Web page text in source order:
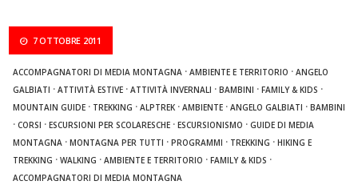
7 OTTOBRE 2011
ACCOMPAGNATORI DI MEDIA MONTAGNA ·AMBIENTE E TERRITORIO ·ANGELO
GALBIATI ·ATTIVITÀ ESTIVE ·ATTIVITÀ INVERNALI ·BAMBINI ·FAMILY & KIDS ·
MOUNTAIN GUIDE · TREKKING ·ALPTREK ·AMBIENTE ·ANGELO GALBIATI ·BAMBINI
·CORSI ·ESCURSIONI PER SCOLARESCHE ·ESCURSIONISMO ·GUIDE DI MEDIA
MONTAGNA ·MONTAGNA PER TUTTI ·PROGRAMMI · TREKKING ·HIKING E
TREKKING ·WALKING ·AMBIENTE E TERRITORIO ·FAMILY & KIDS ·
ACCOMPAGNATORI DI MEDIA MONTAGNA